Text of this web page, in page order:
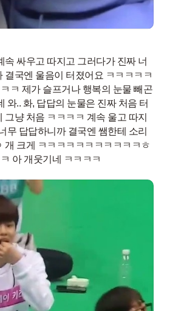
속 싸우고 따지고 그러다가 진짜 너
결국엔 울음이 터졌어요 ㅋㅋㅋㅋㅋ
ㅋ 제가 슬프거나 행복의 눈물 빼곤
와.. 화, 답답의 눈물은 진짜 처음 터
그냥 처음 ㅋㅋㅋㅋ 계속 울고 따지
무 답답하니까 결국엔 쌤한테 소리
개 크게 ㅋㅋㅋㅋㅋㅋㅋㅋㅋㅋㅋㅎ